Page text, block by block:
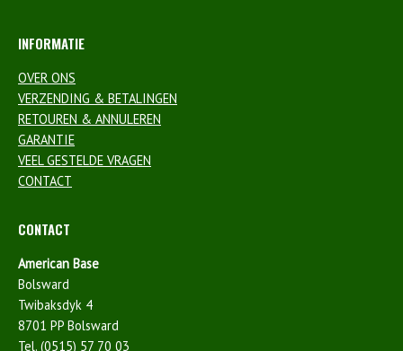
INFORMATIE
OVER ONS
VERZENDING & BETALINGEN
RETOUREN & ANNULEREN
GARANTIE
VEEL GESTELDE VRAGEN
CONTACT
CONTACT
American Base
Bolsward
Twibaksdyk 4
8701 PP Bolsward
Tel. (0515) 57 70 03